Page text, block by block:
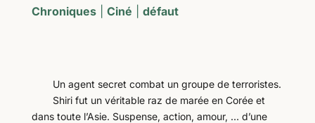
Chroniques| Ciné défaut
Un agent secret combat un groupe de terroristes.
Shiri fut un véritable raz de marée en Corée et
dans toute l’Asie. Suspense, action, amour, … d’une